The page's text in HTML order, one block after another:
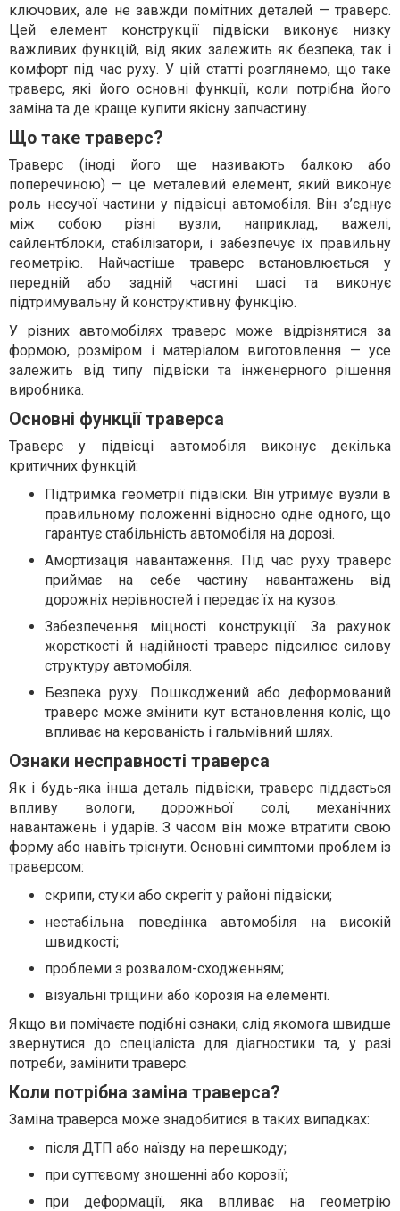
ключових, але не завжди помітних деталей — траверс.
Цей елемент конструкції підвіски виконує низку
важливих функцій, від яких залежить як безпека, так і
комфорт під час руху. У цій статті розглянемо, що таке
траверс, які його основні функції, коли потрібна його
заміна та де краще купити якісну запчастину.
Що таке траверс?
Траверс (іноді його ще називають балкою або
поперечиною) — це металевий елемент, який виконує
роль несучої частини у підвісці автомобіля. Він з’єднує
між собою різні вузли, наприклад, важелі,
сайлентблоки, стабілізатори, і забезпечує їх правильну
геометрію. Найчастіше траверс встановлюється у
передній або задній частині шасі та виконує
підтримувальну й конструктивну функцію.
У різних автомобілях траверс може відрізнятися за
формою, розміром і матеріалом виготовлення — усе
залежить від типу підвіски та інженерного рішення
виробника.
Основні функції траверса
Траверс у підвісці автомобіля виконує декілька
критичних функцій:
Підтримка геометрії підвіски. Він утримує вузли в
правильному положенні відносно одне одного, що
гарантує стабільність автомобіля на дорозі.
Амортизація навантаження. Під час руху траверс
приймає на себе частину навантажень від
дорожніх нерівностей і передає їх на кузов.
Забезпечення міцності конструкції. За рахунок
жорсткості й надійності траверс підсилює силову
структуру автомобіля.
Безпека руху. Пошкоджений або деформований
траверс може змінити кут встановлення коліс, що
впливає на керованість і гальмівний шлях.
Ознаки несправності траверса
Як і будь-яка інша деталь підвіски, траверс піддається
впливу вологи, дорожньої солі, механічних
навантажень і ударів. З часом він може втратити свою
форму або навіть тріснути. Основні симптоми проблем із
траверсом:
скрипи, стуки або скрегіт у районі підвіски;
нестабільна поведінка автомобіля на високій
швидкості;
проблеми з розвалом-сходженням;
візуальні тріщини або корозія на елементі.
Якщо ви помічаєте подібні ознаки, слід якомога швидше
звернутися до спеціаліста для діагностики та, у разі
потреби, замінити траверс.
Коли потрібна заміна траверса?
Заміна траверса може знадобитися в таких випадках:
після ДТП або наїзду на перешкоду;
при суттєвому зношенні або корозії;
при деформації, яка впливає на геометрію